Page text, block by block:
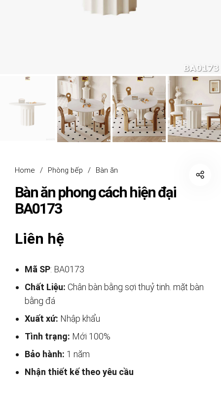
Home / Phòng bếp / Bàn ăn
Bàn ăn phong cách hiện đại
BA0173
Liên hệ
Mã SP: BA0173
Chất Liệu: Chân bàn bằng sợi thuỷ tinh. mặt bàn
bằng đá
Xuất xứ: Nhập khẩu
Tình trạng: Mới 100%
Bảo hành: 1 năm
Nhận thiết kế theo yêu cầu